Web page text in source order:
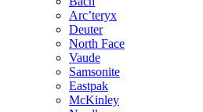
Arc’teryx
Deuter
North Face
Vaude
Samsonite
Eastpak
McKinley